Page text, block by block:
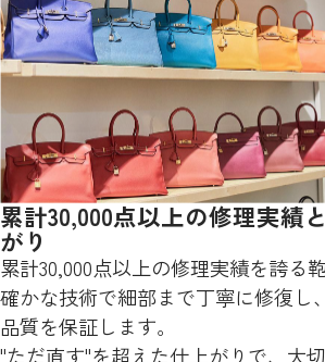
累計30,000点以上の修理実績
がり
累計30,000点以上の修理実績を誇る
確かな技術で細部まで丁寧に修復し
品質を保証します。
"ただ直す"を超えた仕上がりで、大